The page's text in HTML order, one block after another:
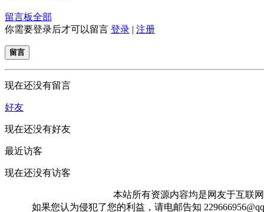
留言板全部
你需要登录后才可以留言 登录 | 注册
留言
现在还没有留言
好友
现在还没有好友
最近访客
现在还没有访客
本站所有资源内容均是网友于互联
如果您认为侵犯了您的利益，请电邮告知